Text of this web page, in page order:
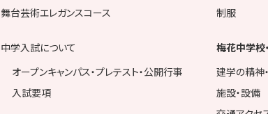
舞台芸術エレガンスコース
中学入試について
オープンキャンパス・プレテスト・公開行事
入試要項
制服
梅花中学校
建学の精神
施設・設備